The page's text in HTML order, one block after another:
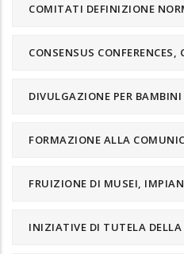
COMITATI DEFINIZIONE
CONSENSUS CONFERENCES,
DIVULGAZIONE PER
FORMAZIONE ALLA
FRUIZIONE DI MUSEI,
INIZIATIVE DI TUTELA DELLA